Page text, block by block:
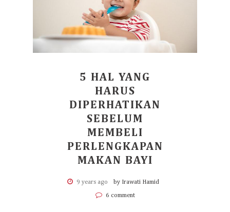
5 HAL YANG
HARUS
DIPERHATIKAN
SEBELUM
MEMBELI
PERLENGKAPAN
MAKAN BAYI
9 years ago by Irawati Hamid
6 comment